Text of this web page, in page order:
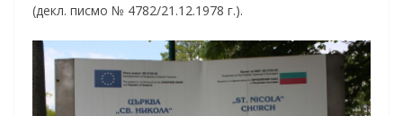
(декл. писмо № 4782/21.12.1978 г.).